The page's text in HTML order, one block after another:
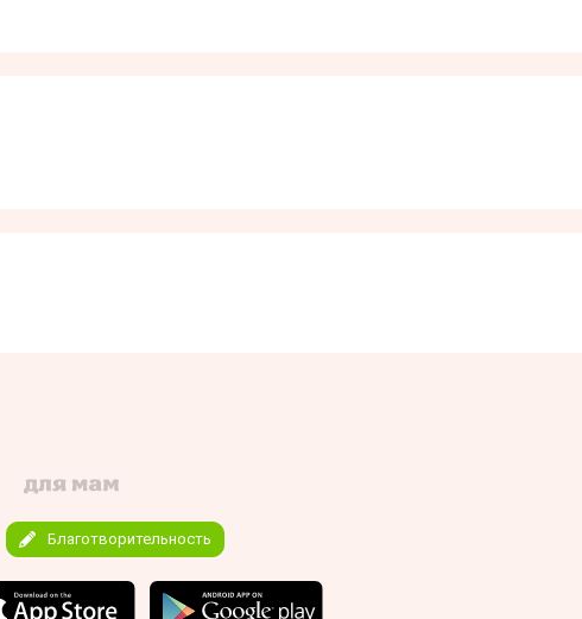
Благотворительность